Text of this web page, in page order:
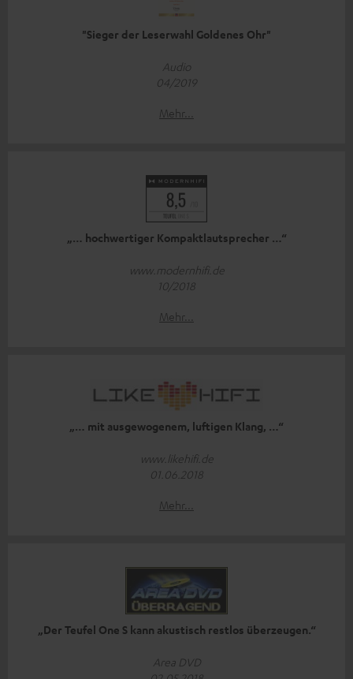
"Sieger der Leserwahl Goldenes Ohr"
Audio
04/2019
Mehr...
„… hochwertiger Kompaktlautsprecher …“
www.modernhifi.de
10/2018
Mehr...
„… mit ausgewogenem, luftigen Klang, …“
www.likehifi.de
01.06.2018
Mehr...
„Der Teufel One S kann akustisch restlos überzeugen.“
Area DVD